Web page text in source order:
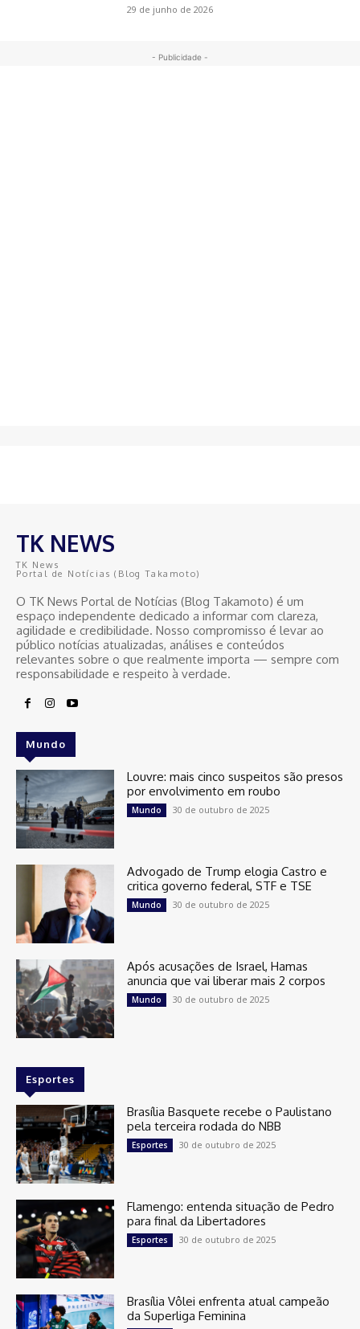
29 de junho de 2026
- Publicidade -
TK NEWS
TK News
Portal de Notícias (Blog Takamoto)
O TK News Portal de Notícias (Blog Takamoto) é um
espaço independente dedicado a informar com clareza,
agilidade e credibilidade. Nosso compromisso é levar ao
público notícias atualizadas, análises e conteúdos
relevantes sobre o que realmente importa — sempre com
responsabilidade e respeito à verdade.
Mundo
Louvre: mais cinco suspeitos são presos
por envolvimento em roubo
Mundo 30 de outubro de 2025
Advogado de Trump elogia Castro e
critica governo federal, STF e TSE
Mundo 30 de outubro de 2025
Após acusações de Israel, Hamas
anuncia que vai liberar mais 2 corpos
Mundo 30 de outubro de 2025
Esportes
Brasília Basquete recebe o Paulistano
pela terceira rodada do NBB
Esportes 30 de outubro de 2025
Flamengo: entenda situação de Pedro
para final da Libertadores
Esportes 30 de outubro de 2025
Brasília Vôlei enfrenta atual campeão
da Superliga Feminina